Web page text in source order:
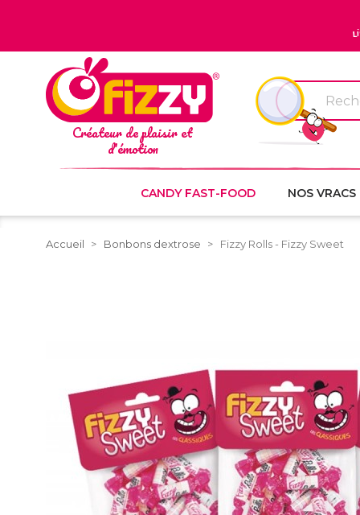
Créateur de plaisir et
d'émotion
CANDY FAST-FOOD NOS VRACS
Accueil Bonbons dextrose Fizzy Rolls - Fizzy Sweet